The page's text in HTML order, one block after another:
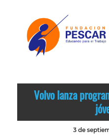
Volvo lanza
3 de